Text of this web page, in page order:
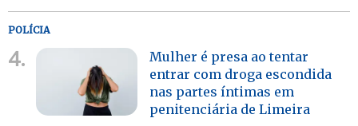
POLÍCIA
4.
Mulher é presa ao tentar
entrar com droga escondida
nas partes íntimas em
penitenciária de Limeira